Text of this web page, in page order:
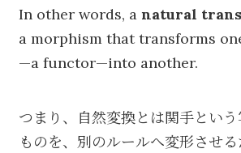
In other words, a natural
a morphism that transforms
—a functor—into another.
つまり、自然変換とは関手とい
ものを、別のルールへ変形させ